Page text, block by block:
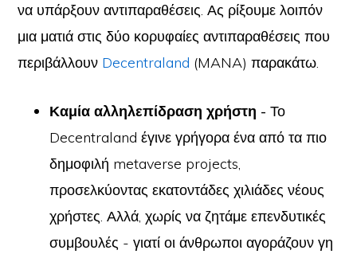
να υπάρξουν αντιπαραθέσεις. Ας ρίξουμε λοιπόν
μια ματιά στις δύο κορυφαίες αντιπαραθέσεις που
περιβάλλουν Decentraland (MANA) παρακάτω.
Καμία αλληλεπίδραση χρήστη -Το
Decentraland έγινε γρήγορα ένα από τα πιο
δημοφιλή metaverse projects,
προσελκύοντας εκατοντάδες χιλιάδες νέους
χρήστες. Αλλά, χωρίς να ζητάμε επενδυτικές
συμβουλές - γιατί οι άνθρωποι αγοράζουν γη